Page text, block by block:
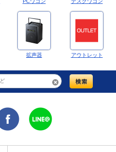
拡声器 アウトレット